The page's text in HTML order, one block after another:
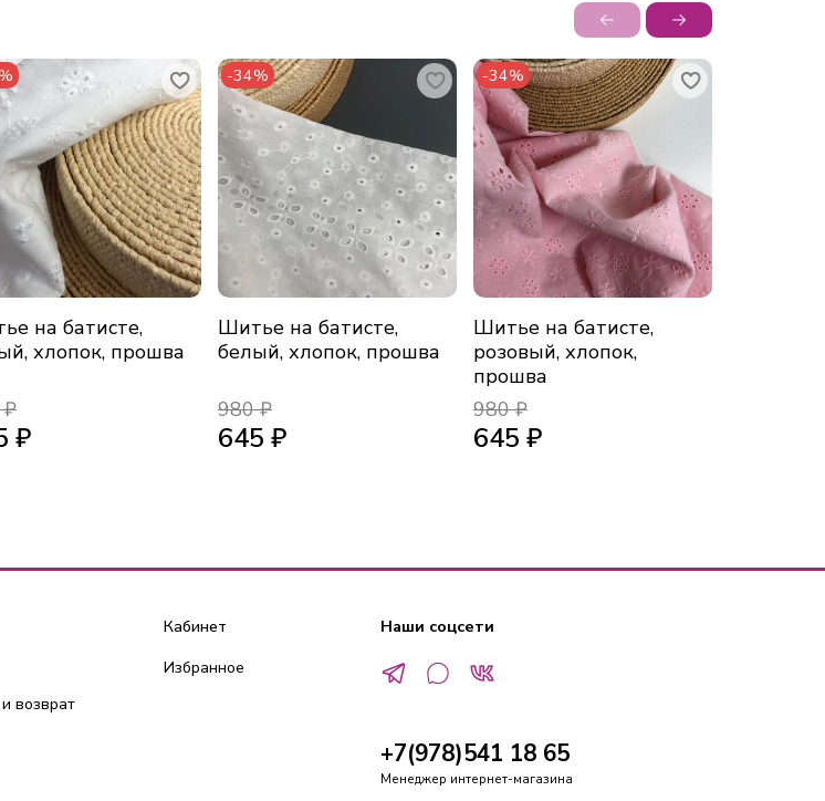
на батисте,
хлопок, прошва
₽
₽
-34%
Шитье на батисте,
белый, хлопок, прошва
980 ₽
645 ₽
-34%
Шитье на батисте,
розовый, хлопок,
прошва
980 ₽
645 ₽
возврат
Кабинет
Избранное
Наши соцсети
+7(978)541 18 65
Менеджер интернет-магазина